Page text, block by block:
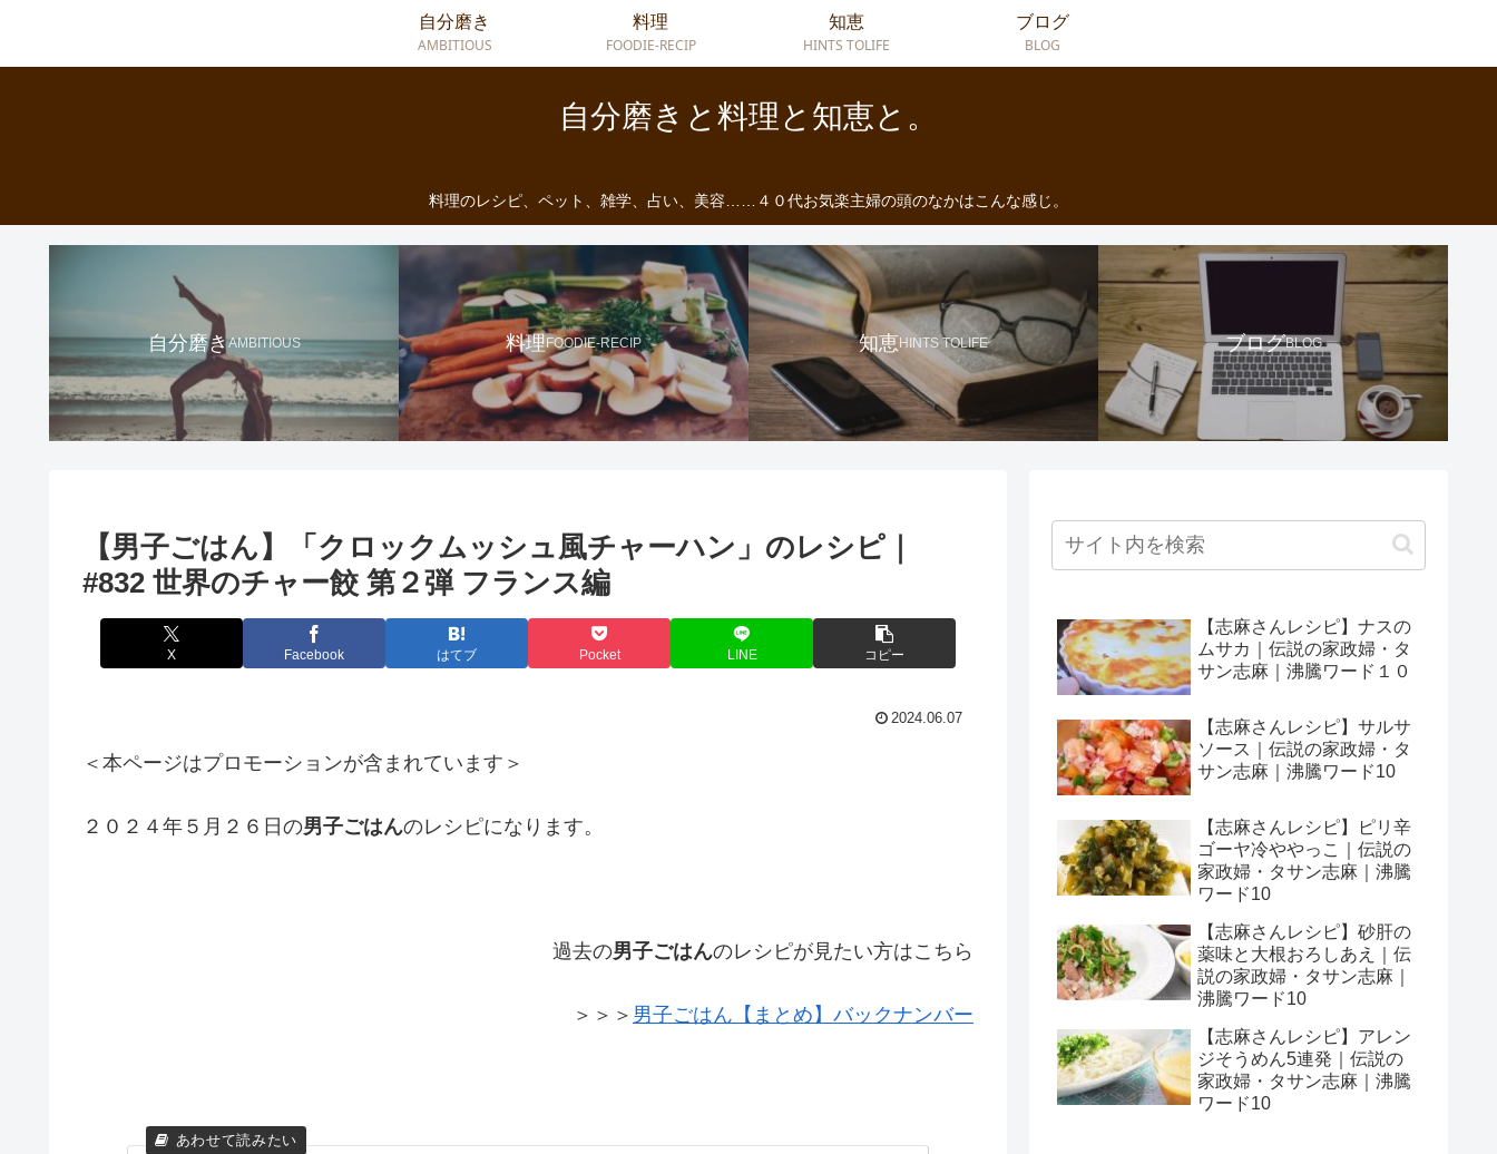
自分磨きと料理と知恵と。
料理のレシピ、ペット、雑学、占い、美容……４０代お気楽主婦の頭のなかはこんな感じ。
自分磨き
AMBITIOUS
料理
FOODIE-RECIP
知恵
HINTS TOLIFE
ブログ
BLOG
自分磨きAMBITIOUS 料理FOODIE-RECIP 知恵HINTS TOLIFE ブログBLOG
【男子ごはん】「クロックムッシュ風チャーハン」のレシピ｜
#832 世界のチャー餃 第２弾 フランス編
X Facebook はてブ Pocket LINE コピー
2024.06.07
＜本ページはプロモーションが含まれています＞
２０２４年５月２６日の男子ごはんのレシピになります。
過去の男子ごはんのレシピが見たい方はこちら
＞＞＞ 男子ごはん【まとめ】バックナンバー
【志麻さんレシピ】ナスの
ムサカ｜伝説の家政婦・タ
サン志麻｜沸騰ワード１０
【志麻さんレシピ】サルサ
ソース｜伝説の家政婦・タ
サン志麻｜沸騰ワード10
【志麻さんレシピ】ピリ辛
ゴーヤ冷ややっこ｜伝説の
家政婦・タサン志麻｜沸騰
ワード10
【志麻さんレシピ】砂肝の
薬味と大根おろしあえ｜伝
説の家政婦・タサン志麻｜
沸騰ワード10
【志麻さんレシピ】アレン
ジそうめん5連発｜伝説の
家政婦・タサン志麻｜沸騰
ワード10